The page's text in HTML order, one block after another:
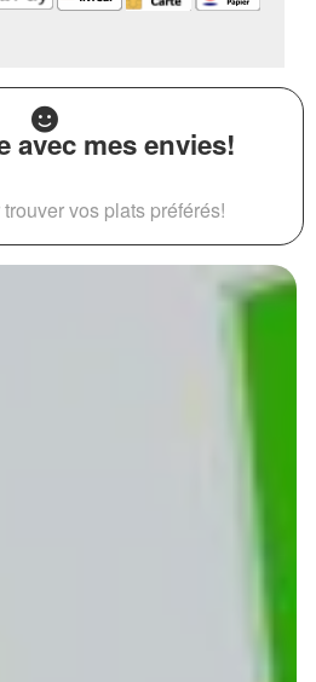
avec mes envies!
vos plats préférés!